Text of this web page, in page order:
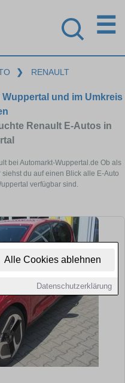
Alle Cookies ablehnen
Datenschutzerklärung
☰
❯ RENAULT
und im Umkreis
Renault E-Autos in
bei Automarkt-Wuppertal.de Ob als
du auf einen Blick alle E-Auto
verfügbar sind.